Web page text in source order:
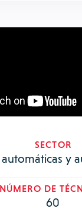
SECTOR
automáticas y
NÚMERO DE
60